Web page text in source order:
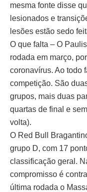
mesma fonte disse
lesionados e
lesões estão sedo
O que falta – O
rodada em março,
coronavírus. Ao todo
competição. São
grupos, mais duas
quartas de final e
volta).
O Red Bull
grupo D, com 17
classificação geral.
compromisso é
última rodada o